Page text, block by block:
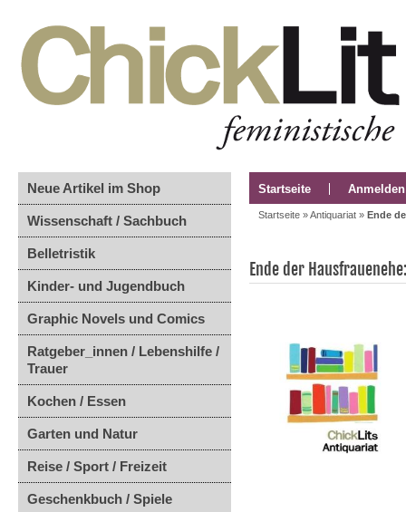
Neue Artikel im Shop
Wissenschaft / Sachbuch
Belletristik
Kinder- und Jugendbuch
Graphic Novels und Comics
Ratgeber_innen / Lebenshilfe /
Trauer
Kochen / Essen
Garten und Natur
Reise / Sport / Freizeit
Geschenkbuch / Spiele
Startseite Anmelden
Startseite »Antiquariat » Ende
Ende der